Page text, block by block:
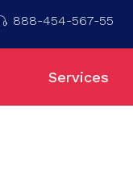
888-454-567-55
Services